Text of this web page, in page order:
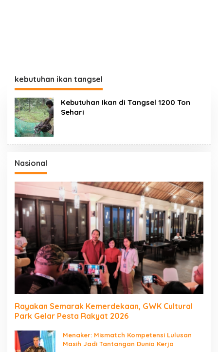
kebutuhan ikan tangsel
Kebutuhan Ikan di Tangsel 1200 Ton
Sehari
Nasional
Rayakan Semarak Kemerdekaan, GWK Cultural
Park Gelar Pesta Rakyat 2026
Menaker: Mismatch Kompetensi Lulusan
Masih Jadi Tantangan Dunia Kerja